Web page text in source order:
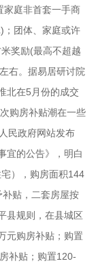
家庭非首套一手商
；团体、家庭或许
奖励(最高不超越
右。据易居研讨院
北在5月份的成交
购房补贴潮在一些
民政府网站发布
宜的公告》，明白
），购房面积144
贴，二套房屋按
县规则，在县城区
元购房补贴；购置
补贴；购置120-